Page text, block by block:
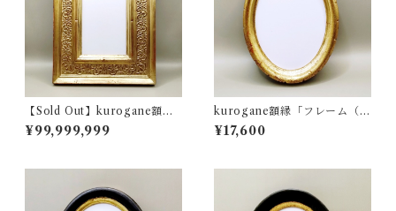
【Sold Out】kurogane額縁
「フレーム（ゴールドブラッ
ク・ポストカードサイズ）」
¥99,999,999
kurogane額縁「フレーム（ゴ
ールドブラック・オーバ
ル）」
¥17,600